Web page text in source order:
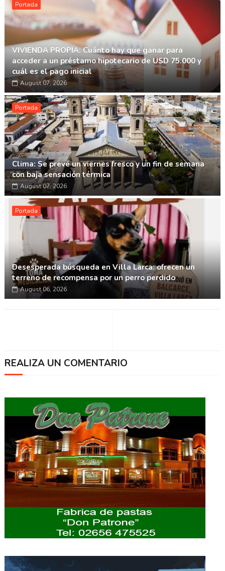
Portada
VIVIENDA PROPIA: Cuánto hay que ganar para
acceder a un préstamo hipotecario de USD 75.000 y
cuál es el pago inicial
August 07, 2026
Portada
Clima: Se prevé un viernes fresco y un fin de semana
con baja sensación térmica
August 07, 2026
Portada
Desesperada búsqueda en Villa Larca: ofrecen un
terreno de recompensa por un perro perdido
August 06, 2026
REALIZA UN COMENTARIO